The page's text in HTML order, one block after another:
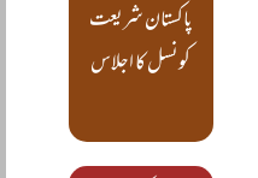
پاکستان شریعت
کونسل کا اجلاس